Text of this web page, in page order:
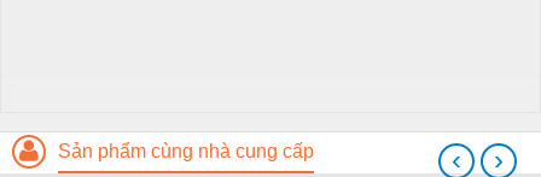
Sản phẩm cùng nhà cung cấp ‹ ›